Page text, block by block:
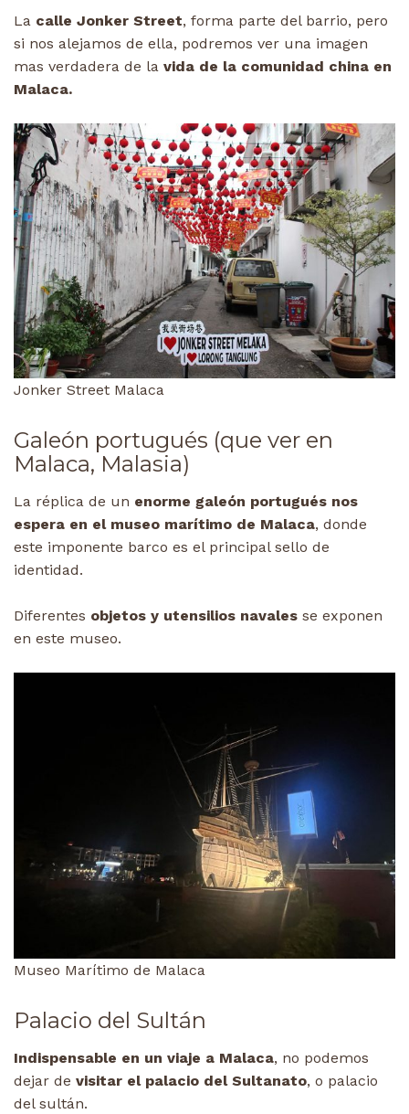
La calle Jonker Street, forma parte del barrio, pero
si nos alejamos de ella, podremos ver una imagen
mas verdadera de la vida de la comunidad china en
Malaca.
Jonker Street Malaca
Galeón portugués (que ver en
Malaca, Malasia)
La réplica de un enorme galeón portugués nos
espera en el museo marítimo de Malaca, donde
este imponente barco es el principal sello de
identidad.
Diferentes objetos y utensilios navales se exponen
en este museo.
Museo Marítimo de Malaca
Palacio del Sultán
Indispensable en un viaje a Malaca, no podemos
dejar de visitar el palacio del Sultanato, o palacio
del sultán.